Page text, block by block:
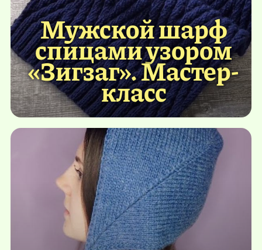
Мужской шарф
спицами узором
«Зигзаг». Мастер-
класс